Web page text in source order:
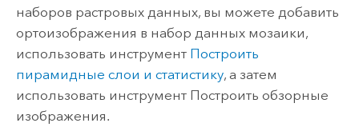
наборов растровых данных, вы можете добавить
ортоизображения в набор данных мозаики,
использовать инструмент Построить
пирамидные слои и статистику, а затем
использовать инструмент Построить обзорные
изображения.